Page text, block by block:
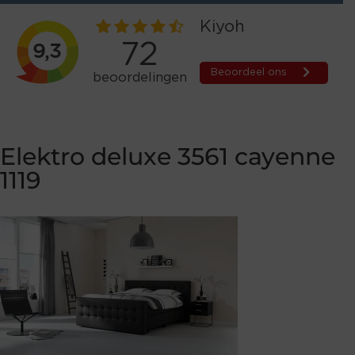
Elektro deluxe 3561 cayenne
1119